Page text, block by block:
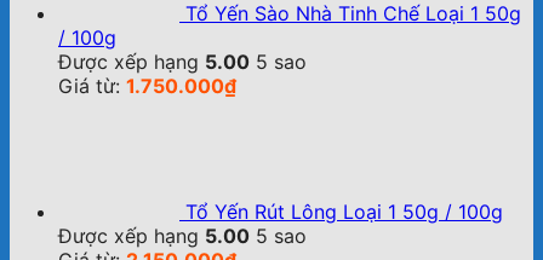
Tổ Yến Sào Nhà Tinh Chế Loại 1 50g
/ 100g
Được xếp hạng 5.00 5 sao
Giá từ: 1.750.000₫
Tổ Yến Rút Lông Loại 1 50g / 100g
Được xếp hạng 5.00 5 sao